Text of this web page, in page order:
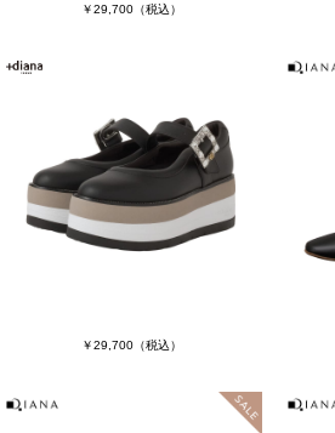
￥29,700（税込）
￥29,700（税込）